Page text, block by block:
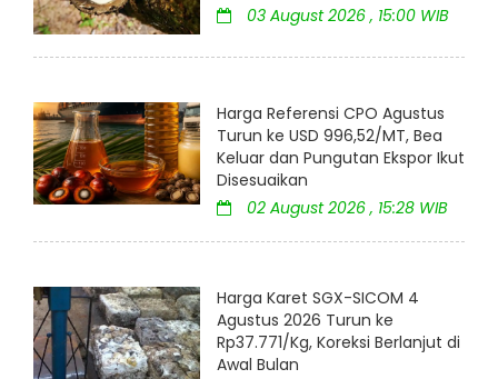
03 August 2026 , 15:00 WIB
Harga Referensi CPO Agustus
Turun ke USD 996,52/MT, Bea
Keluar dan Pungutan Ekspor Ikut
Disesuaikan
02 August 2026 , 15:28 WIB
Harga Karet SGX-SICOM 4
Agustus 2026 Turun ke
Rp37.771/Kg, Koreksi Berlanjut di
Awal Bulan